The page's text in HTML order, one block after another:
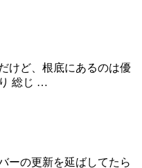
けど、根底にあるのは優
総じ …
ーの更新を延ばしてたら